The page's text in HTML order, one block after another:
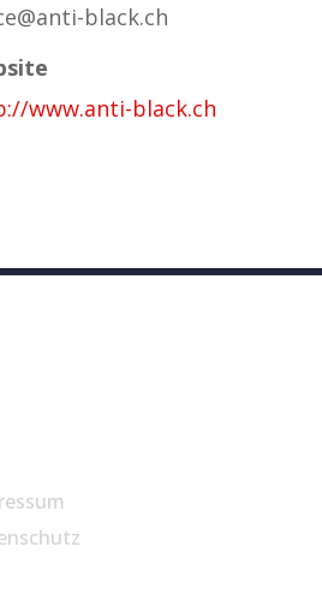
black.ch
www.anti-black.ch